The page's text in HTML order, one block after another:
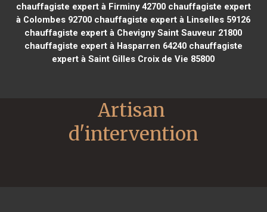
chauffagiste expert à Firminy 42700chauffagiste expert
à Colombes 92700 chauffagiste expert à Linselles 59126
chauffagiste expert à Chevigny Saint Sauveur 21800
chauffagiste expert à Hasparren 64240chauffagiste
expert à Saint Gilles Croix de Vie 85800
Artisan
d'intervention